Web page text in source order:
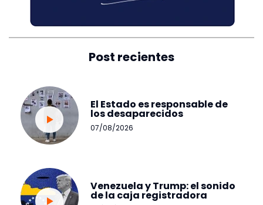
Post recientes
El Estado es responsable de
los desaparecidos
07/08/2026
Venezuela y Trump: el sonido
de la caja registradora